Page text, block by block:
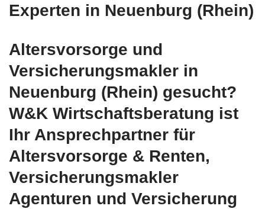
Experten in Neuenburg (Rhein)
Altersvorsorge und
Versicherungsmakler in
Neuenburg (Rhein) gesucht?
W&K Wirtschaftsberatung ist
Ihr Ansprechpartner für
Altersvorsorge & Renten,
Versicherungsmakler
Agenturen und Versicherung